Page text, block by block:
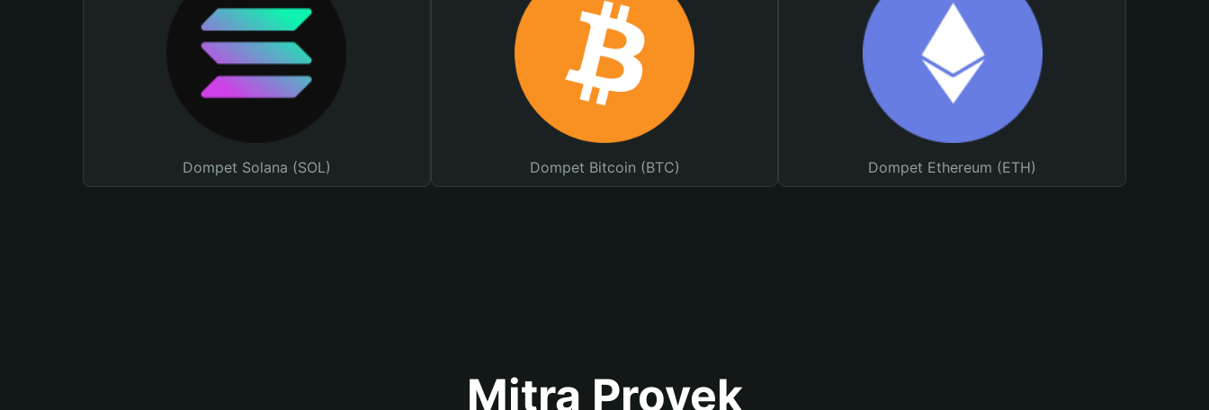
Dompet Solana (SOL) Dompet Bitcoin (BTC) Dompet Ethereum (ETH)
Mitra Proyek